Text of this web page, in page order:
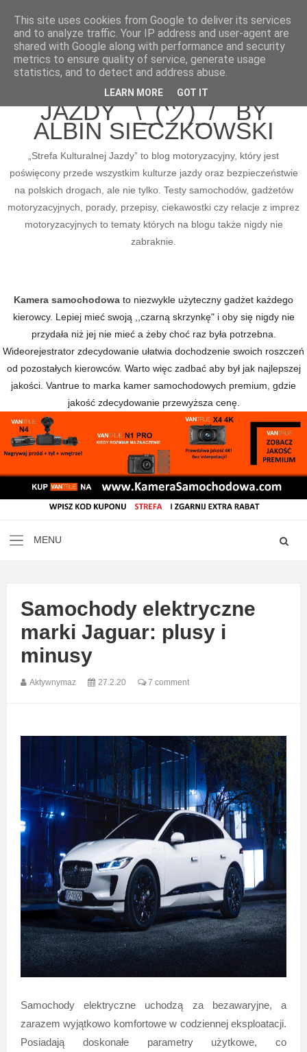
BLOG MOTORYZACYJNY
STREFA KULTURALNEJ
JAZDY ¯\_(ツ)_/¯ BY
ALBIN SIECZKOWSKI
„Strefa Kulturalnej Jazdy” to blog motoryzacyjny, który jest
poświęcony przede wszystkim kulturze jazdy oraz bezpieczeństwie
na polskich drogach, ale nie tylko. Testy samochodów, gadżetów
motoryzacyjnych, porady, przepisy, ciekawostki czy relacje z imprez
motoryzacyjnych to tematy których na blogu także nigdy nie
zabraknie.
Kamera samochodowa to niezwykle użyteczny gadżet każdego
kierowcy. Lepiej mieć swoją ,,czarną skrzynkę" i oby się nigdy nie
przydała niż jej nie mieć a żeby choć raz była potrzebna.
Wideorejestrator zdecydowanie ułatwia dochodzenie swoich roszczeń
od pozostałych kierowców. Warto więc zadbać aby był jak najlepszej
jakości. Vantrue to marka kamer samochodowych premium, gdzie
jakość zdecydowanie przewyższa cenę.
Samochody elektryczne
marki Jaguar: plusy i
minusy
Aktywnymaz 27.2.20 7 comment
Samochody elektryczne uchodzą za bezawaryjne, a
zarazem wyjątkowo komfortowe w codziennej eksploatacji.
Posiadają doskonałe parametry użytkowe, co
This site uses cookies from Google to deliver its services
and to analyze traffic. Your IP address and user-agent are
shared with Google along with performance and security
metrics to ensure quality of service, generate usage
statistics, and to detect and address abuse.
LEARN MORE GOT IT